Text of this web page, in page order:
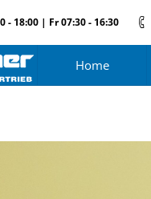
- 18:00 | Fr 07:30 - 16:30
Home